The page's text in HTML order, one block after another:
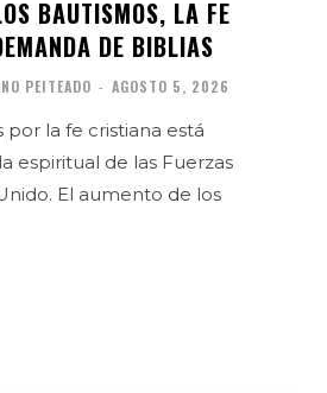
BAUTISMOS, LA FE
DE BIBLIAS
PEITEADO - AGOSTO 5, 2026
la fe cristiana está
espiritual de las Fuerzas
El aumento de los